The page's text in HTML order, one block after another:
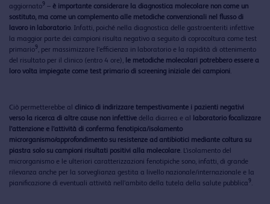
aggiornato9 – è importante considerare la diagnostica molecolare non come un
sostituto, ma come un complemento alle metodiche convenzionali nel flusso di
lavoro in laboratorio . Infatti, poiché nella diagnostica delle gastroenteriti infettive
la maggior parte dei campioni risulta negativo a seguito di coprocoltura come test
primario9
, per massimizzare l’efficienza in laboratorio e la rapidità di ottenimento
del risultato per il clinico (entro 4 ore), le metodiche molecolari potrebbero essere a
loro volta impiegate come test primario di screening iniziale dei campioni
Ciò permetterebbe al clinico di indirizzare tempestivamente i pazienti negativi
verso la ricerca di altre cause non infettive della diarrea e al laboratorio focalizzare
l’attenzione e l’attività di conferma fenotipica/isolamento
microrganismo/approfondimento su resistenze ad antibiotici mediante coltura su
piastra solo su campioni risultati positivi alla molecolare . L’isolamento del
microrganismo e le ulteriori caratterizzazioni fenotipiche sono, infatti, di grande
rilevanza anche per la sorveglianza gestita a livello nazionale/internazionale e la
pianificazione di eventuali attività nell’ambito della tutela della salute pubblica9